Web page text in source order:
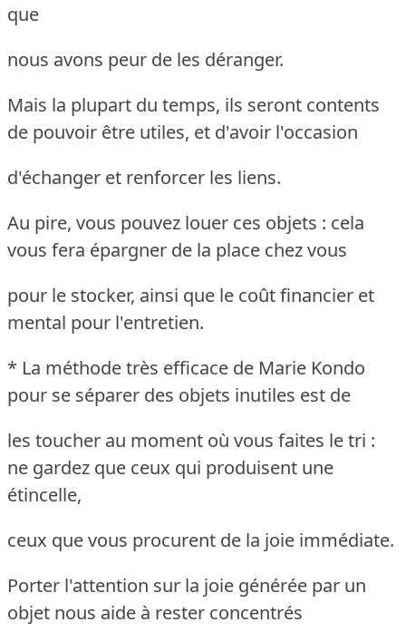
que
nous avons peur de les déranger.
Mais la plupart du temps, ils seront contents
de pouvoir être utiles, et d'avoir l'occasion
d'échanger et renforcer les liens.
Au pire, vous pouvez louer ces objets : cela
vous fera épargner de la place chez vous
pour le stocker, ainsi que le coût financier et
mental pour l'entretien.
* La méthode très efficace de Marie Kondo
pour se séparer des objets inutiles est de
les toucher au moment où vous faites le tri :
ne gardez que ceux qui produisent une
étincelle,
ceux que vous procurent de la joie immédiate.
Porter l'attention sur la joie générée par un
objet nous aide à rester concentrés